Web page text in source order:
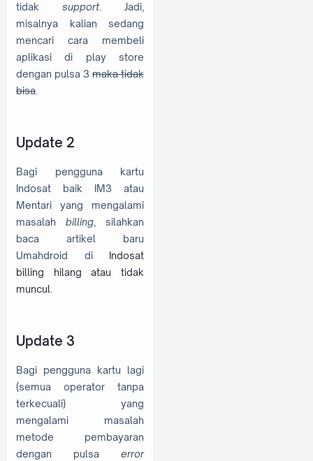
tidak support . Jadi,
misalnya kalian sedang
mencari cara membeli
aplikasi di play store
dengan pulsa 3 maka tidak
bisa
Update 2
Bagi pengguna kartu
Indosat baik IM3 atau
Mentari yang mengalami
masalah billing , silahkan
baca artikel baru
Umahdroid di Indosat
billing hilang atau tidak
muncul
Update 3
Bagi pengguna kartu lagi
(semua operator tanpa
terkecuali) yang
mengalami masalah
metode pembayaran
dengan pulsa error